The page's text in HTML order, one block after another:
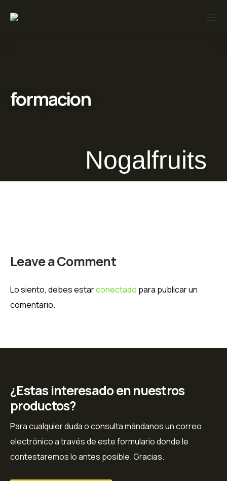
formacion
Nogalfruits
Leave a Comment
Lo siento, debes estarconectado para publicar un
comentario.
¿Estas interesado en nuestros
productos?
Para cualquier duda o consulta mándanos un correo
electrónico a través de este formulario donde le
contestaremos lo antes posible. Gracias.